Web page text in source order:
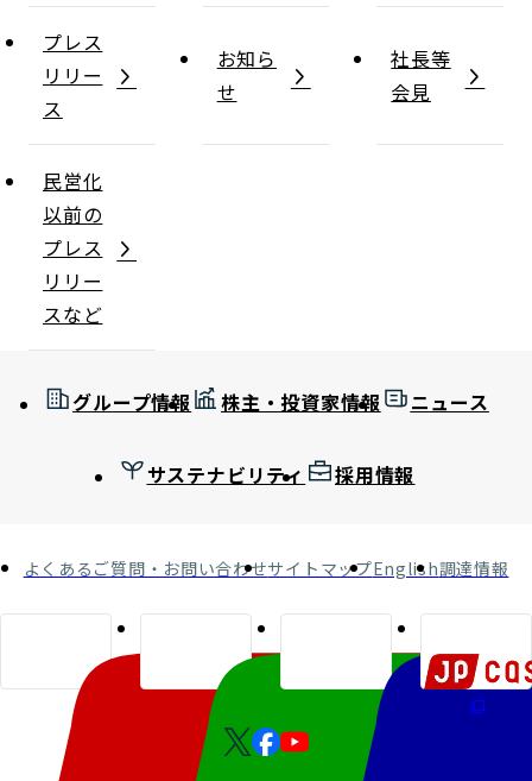
プレス
リリー
ス
お知ら
せ
社長等
会見
民営化
以前の
プレス
リリー
スなど
グループ情報 株主・投資家情報 ニュース
サステナビリティ 採用情報
よくあるご質問・お問い合わせサイトマップEnglish調達情報